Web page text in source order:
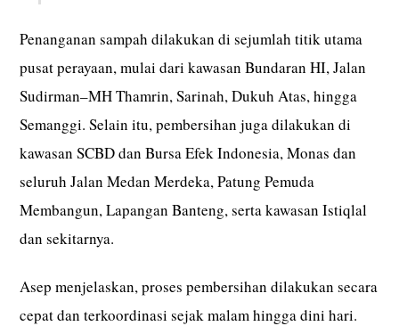
Penanganan sampah dilakukan di sejumlah titik utama
pusat perayaan, mulai dari kawasan Bundaran HI, Jalan
Sudirman–MH Thamrin, Sarinah, Dukuh Atas, hingga
Semanggi. Selain itu, pembersihan juga dilakukan di
kawasan SCBD dan Bursa Efek Indonesia, Monas dan
seluruh Jalan Medan Merdeka, Patung Pemuda
Membangun, Lapangan Banteng, serta kawasan Istiqlal
dan sekitarnya.
Asep menjelaskan, proses pembersihan dilakukan secara
cepat dan terkoordinasi sejak malam hingga dini hari.